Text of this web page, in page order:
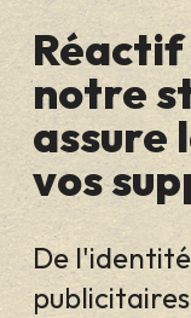
notre
assure
vos
De